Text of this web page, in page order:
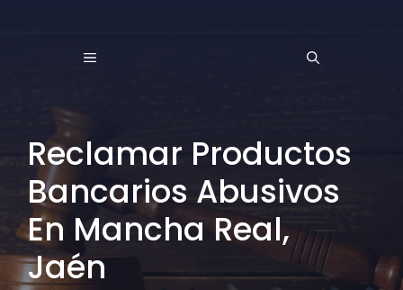
MENÚ
Reclamar Productos
Bancarios Abusivos
En Mancha Real,
Jaén